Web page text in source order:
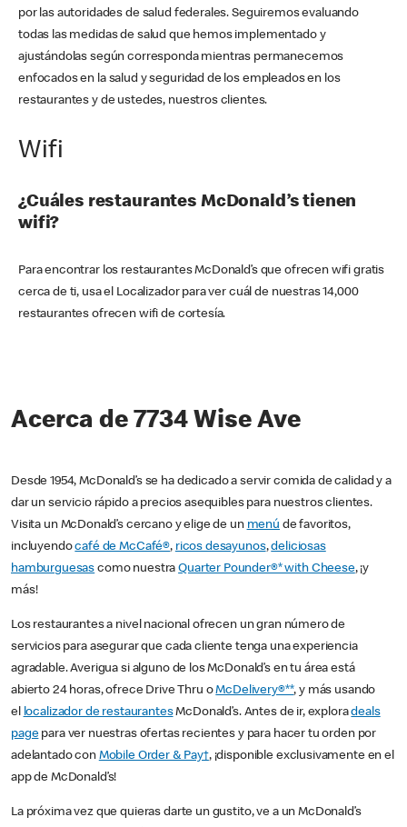
por las autoridades de salud federales. Seguiremos evaluando
todas las medidas de salud que hemos implementado y
ajustándolas según corresponda mientras permanecemos
enfocados en la salud y seguridad de los empleados en los
restaurantes y de ustedes, nuestros clientes.
Wifi
¿Cuáles restaurantes McDonald’s tienen
wifi?
Para encontrar los restaurantes McDonald’s que ofrecen wifi gratis
cerca de ti, usa el Localizador para ver cuál de nuestras 14,000
restaurantes ofrecen wifi de cortesía.
Acerca de 7734 Wise Ave
Desde 1954, McDonald’s se ha dedicado a servir comida de calidad y a
dar un servicio rápido a precios asequibles para nuestros clientes.
Visita un McDonald’s cercano y elige de un menú de favoritos,
incluyendocafé de McCafé®, ricos desayunos,deliciosas
hamburguesas como nuestraQuarter Pounder®* with Cheese, ¡y
más!
Los restaurantes a nivel nacional ofrecen un gran número de
servicios para asegurar que cada cliente tenga una experiencia
agradable. Averigua si alguno de los McDonald’s en tu área está
abierto 24 horas, ofrece Drive Thru oMcDelivery®**, y más usando
el localizador de restaurantesMcDonald’s. Antes de ir, exploradeals
pagepara ver nuestras ofertas recientes y para hacer tu orden por
adelantado con Mobile Order & Pay†, ¡disponible exclusivamente en el
app de McDonald’s!
La próxima vez que quieras darte un gustito, ve a un McDonald’s